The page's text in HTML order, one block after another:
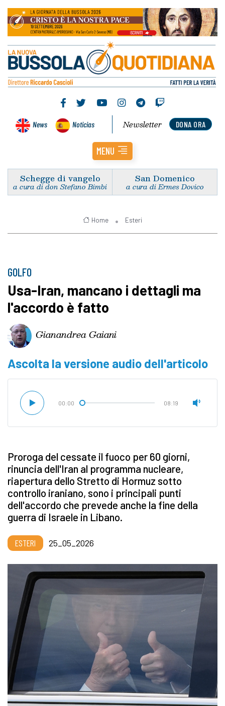
News Noticias DONA ORA
Newsletter
MENU
Schegge di vangelo
a cura di don Stefano Bimbi
San Domenico
a cura di Ermes Dovico
Home Esteri
GOLFO
Usa-Iran, mancano i dettagli ma
l'accordo è fatto
Gianandrea Gaiani
Ascolta la versione audio dell'articolo
00:00 08:19
Proroga del cessate il fuoco per 60 giorni,
rinuncia dell'Iran al programma nucleare,
riapertura dello Stretto di Hormuz sotto
controllo iraniano, sono i principali punti
dell'accordo che prevede anche la fine della
guerra di Israele in Libano.
ESTERI 25_05_2026